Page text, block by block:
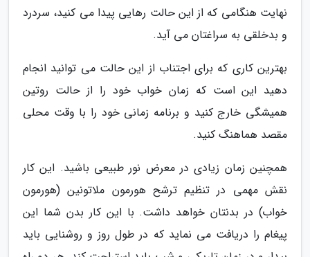
نهایت هنگامی که از این حالت رهایی پیدا می کنید، سردرد
و بدخلقی به سراغتان می آید.
بهترین کاری که برای اجتناب از این حالت می توانید انجام
دهید این است که زمان خواب خود را از حالت روتین
همیشگی خارج کنید و برنامه زمانی خود را با وقت محلی
مقصد هماهنگ کنید.
همچنین زمان زیادی در معرض نور طبیعی باشید. این کار
نقش مهمی در تنظیم ترشح هورمون ملاتونین (هورمون
خواب) در بدنتان خواهد داشت. با این کار بدن شما این
پیغام را دریافت می نماید که در طول روز و روشنایی باید